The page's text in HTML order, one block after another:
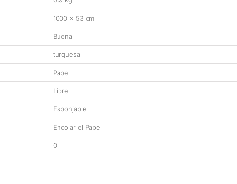
1000 × 53 cm
Buena
turquesa
Papel
Libre
Esponjable
Encolar el Papel
0